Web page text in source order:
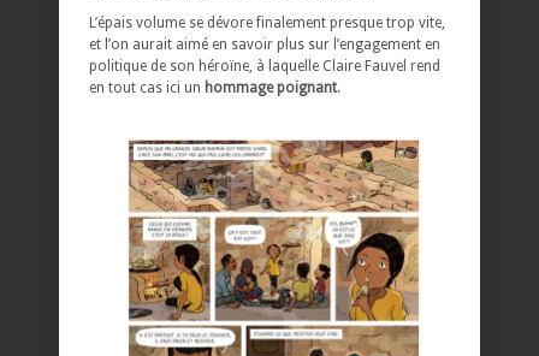
L’épais volume se dévore finalement presque trop vite,
et l’on aurait aimé en savoir plus sur l’engagement en
politique de son héroïne, à laquelle Claire Fauvel rend
en tout cas ici un hommage poignant.